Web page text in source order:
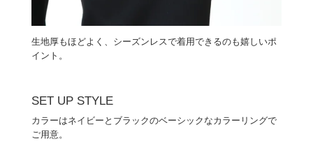
生地厚もほどよく、シーズンレスで着用できるのも嬉しいポ
イント。
SET UP STYLE
カラーはネイビーとブラックのベーシックなカラーリングで
ご用意。